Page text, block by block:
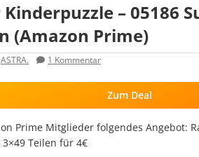
– 05186
(Amazon Prime)
ASTRA. 1 Kommentar
Zum Deal
Prime Mitglieder folgendes Angebot:
Teilen für 4€